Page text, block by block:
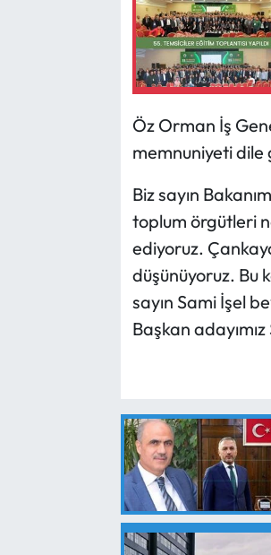
Öz Orman İş
memnuniyeti dile
Biz sayın
toplum örgütleri
ediyoruz.
düşünüyoruz. Bu
sayın Sami İşel
Başkan